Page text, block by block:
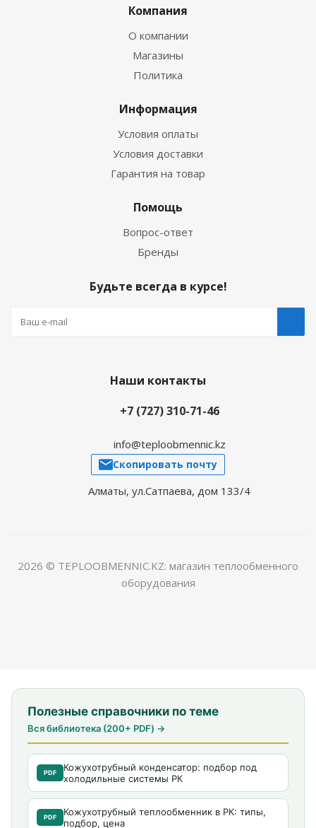
Компания
О компании
Магазины
Политика
Информация
Условия оплаты
Условия доставки
Гарантия на товар
Помощь
Вопрос-ответ
Бренды
Будьте всегда в курсе!
Наши контакты
+7 (727) 310-71-46
info@teploobmennic.kz
Скопировать почту
Алматы, ул.Сатпаева, дом 133/4
2026 © TEPLOOBMENNIC.KZ: магазин теплообменного
оборудования
Полезные справочники по теме
Вся библиотека (200+ PDF) →
PDF
Кожухотрубный конденсатор: подбор под
холодильные системы РК
PDF
Кожухотрубный теплообменник в РК: типы,
подбор, цена